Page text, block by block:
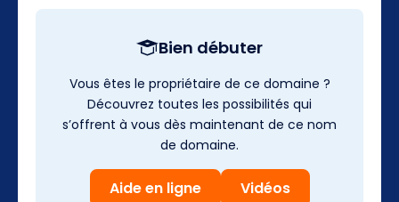
Bien débuter
Vous êtes le propriétaire de ce domaine ?
Découvrez toutes les possibilités qui
s’offrent à vous dès maintenant de ce nom
de domaine.
Aide en ligne Vidéos